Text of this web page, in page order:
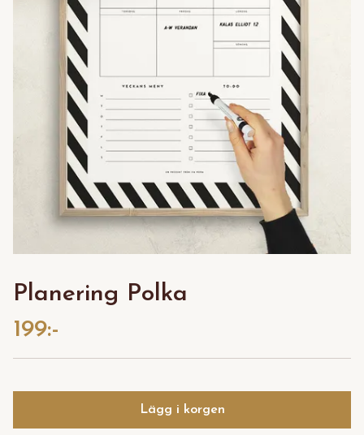
Planering Polka
199:-
Lägg i korgen